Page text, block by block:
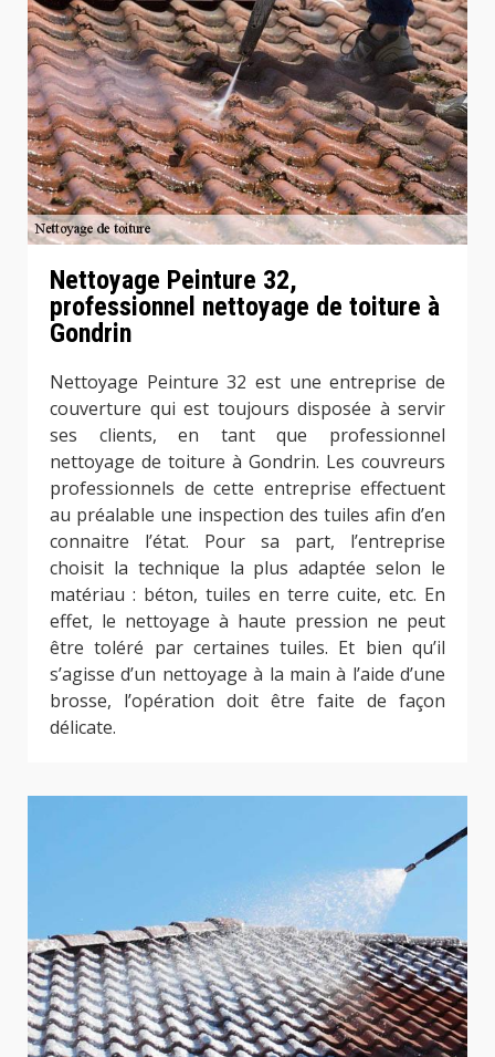
Nettoyage Peinture 32,
professionnel nettoyage de toiture à
Gondrin
Nettoyage Peinture 32 est une entreprise de
couverture qui est toujours disposée à servir
ses clients, en tant que professionnel
nettoyage de toiture à Gondrin. Les couvreurs
professionnels de cette entreprise effectuent
au préalable une inspection des tuiles afin d’en
connaitre l’état. Pour sa part, l’entreprise
choisit la technique la plus adaptée selon le
matériau : béton, tuiles en terre cuite, etc. En
effet, le nettoyage à haute pression ne peut
être toléré par certaines tuiles. Et bien qu’il
s’agisse d’un nettoyage à la main à l’aide d’une
brosse, l’opération doit être faite de façon
délicate.